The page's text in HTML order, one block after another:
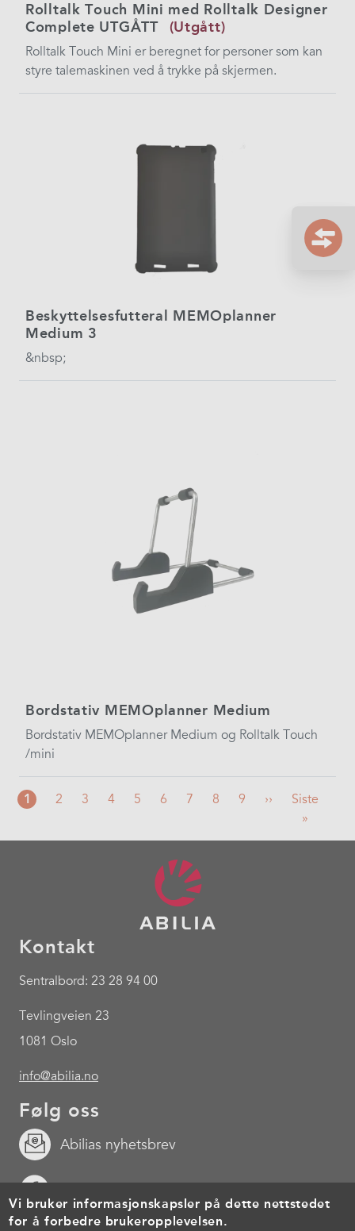
Rolltalk Touch Mini med Rolltalk Designer
Complete UTGÅTT
(Utgått)
Rolltalk Touch Mini er beregnet for personer som kan
styre talemaskinen ved å trykke på skjermen.
Beskyttelsesfutteral MEMOplanner
Medium 3
&nbsp;
Bordstativ MEMOplanner Medium
Bordstativ MEMOplanner Medium og Rolltalk Touch
/mini
Nåværende
1 Side
2 Side
3 Side
4 Side
5 Side
6 Side
7 Side
8 Side
9
Neste
››
Siste
side
Siste
»
Kontakt
Sentralbord: 23 28 94 00
Tevlingveien 23
1081 Oslo
info@abilia.no
Følg oss
Abilias nyhetsbrev
Vi bruker informasjonskapsler på dette nettstedet
for å forbedre brukeropplevelsen.